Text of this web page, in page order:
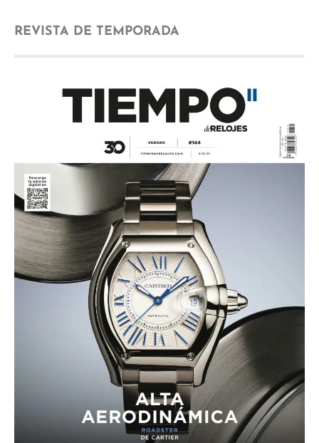
REVISTA DE TEMPORADA